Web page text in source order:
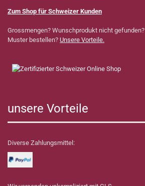
Zum Shop für Schweizer Kunden
Grossmengen? Wunschprodukt nicht gefunden?
Muster bestellen? Unsere Vorteile.
unsere Vorteile
Diverse Zahlungsmittel: